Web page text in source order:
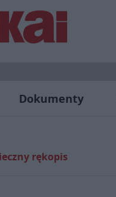
Dokumenty
rękopis